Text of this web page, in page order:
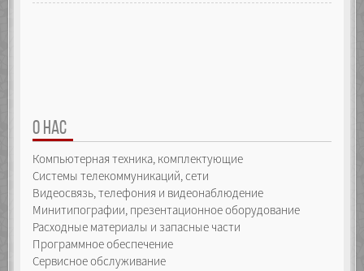
О НАС
Компьютерная техника, комплектующие
Системы телекоммуникаций, сети
Видеосвязь, телефония и видеонаблюдение
Минитипографии, презентационное оборудование
Расходные материалы и запасные части
Программное обеспечение
Сервисное обслуживание